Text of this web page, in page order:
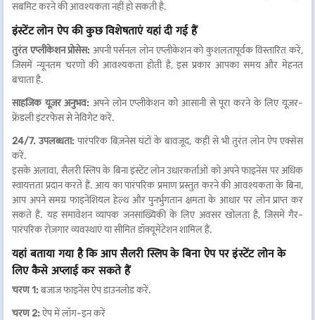
सबमिट करने की आवश्यकता नहीं हो सकती है.
इंस्टेंट लोन ऐप की कुछ विशेषताएं यहां दी गई हैं
तुरंत एप्लीकेशन प्रोसेस: अपनी पर्सनल लोन एप्लीकेशन को कुशलतापूर्वक विस्तारित करें,
जिसमें न्यूनतम चरणों की आवश्यकता होती है, इस प्रकार आपका समय और मेहनत
बचाता है.
साहजिक यूज़र अनुभव: अपने लोन एप्लीकेशन को आसानी से पूरा करने के लिए यूज़र-
फ्रेंडली इंटरफेस से नेविगेट करें.
24/7. उपलब्धता: पारंपरिक बिज़नेस घंटों के बावजूद, कहीं से भी तुरंत लोन ऐप एक्सेस
करें.
इसके अलावा, सैलरी स्लिप के बिना इंस्टेंट लोन उधारकर्ताओं को अपने फाइनेंस पर अधिक
स्वायत्तता प्रदान करते हैं. आय का पारंपरिक प्रमाण प्रस्तुत करने की आवश्यकता के बिना,
आप अपने समग्र फाइनेंशियल हेल्थ और पुनर्भुगतान क्षमता के आधार पर लोन प्राप्त कर
सकते हैं. यह समावेशन व्यापक जनसांख्यिकी के लिए अवसर खोलता है, जिसमें गैर-
पारंपरिक रोज़गार व्यवस्थाएं या सीमित डॉक्यूमेंटेशन शामिल हैं.
यहां बताया गया है कि आप सैलरी स्लिप के बिना ऐप पर इंस्टेंट लोन के
लिए कैसे अप्लाई कर सकते हैं
चरण 1: बजाज फाइनेंस ऐप डाउनलोड करें.
चरण 2: ऐप में लॉग-इन करें